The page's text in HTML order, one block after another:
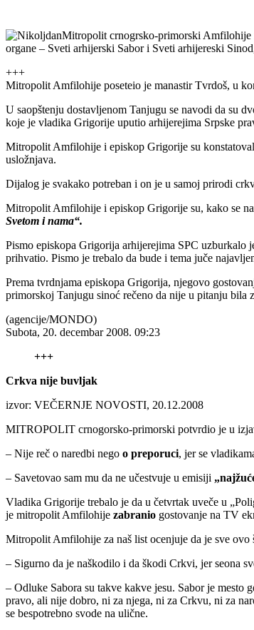
Mitropolit crnogrsko-primorski Amfilohije
organe – Sveti arhijerski Sabor i Sveti arhijereski
+++
Mitropolit Amfilohije poseteio je manastir Tvrdoš, u
U saopštenju dostavljenom Tanjugu se navodi da su
koje je vladika Grigorije uputio arhijerejima Srpske
Mitropolit Amfilohije i episkop Grigorije su
usložnjava.
Dijalog je svakako potreban i on je u samoj prirodi
Mitropolit Amfilohije i episkop Grigorije su, kako se
Svetom i nama“.
Pismo episkopa Grigorija arhijerejima SPC uzburkalo
prihvatio. Pismo je trebalo da bude i tema juče
Prema tvrdnjama episkopa Grigorija, njegovo
primorskoj Tanjugu sinoć rečeno da nije u pitanju bila
(agencije/MONDO)
Subota, 20. decembar 2008. 09:23
+++
Crkva nije buvljak
izvor: VEČERNJE NOVOSTI, 20.12.2008
MITROPOLIT crnogorsko-primorski potvrdio je u
– Nije reč o naredbi nego o preporuci, jer se
– Savetovao sam mu da ne učestvuje u emisiji
Vladika Grigorije trebalo je da u četvrtak uveče u
je mitropolit Amfilohije zabranio gostovanje na TV
Mitropolit Amfilohije za naš list ocenjuje da je sve
– Sigurno da je naškodilo i da škodi Crkvi, jer seona
– Odluke Sabora su takve kakve jesu. Sabor je
pravo, ali nije dobro, ni za njega, ni za Crkvu, ni za
se bespotrebno svode na ulične.